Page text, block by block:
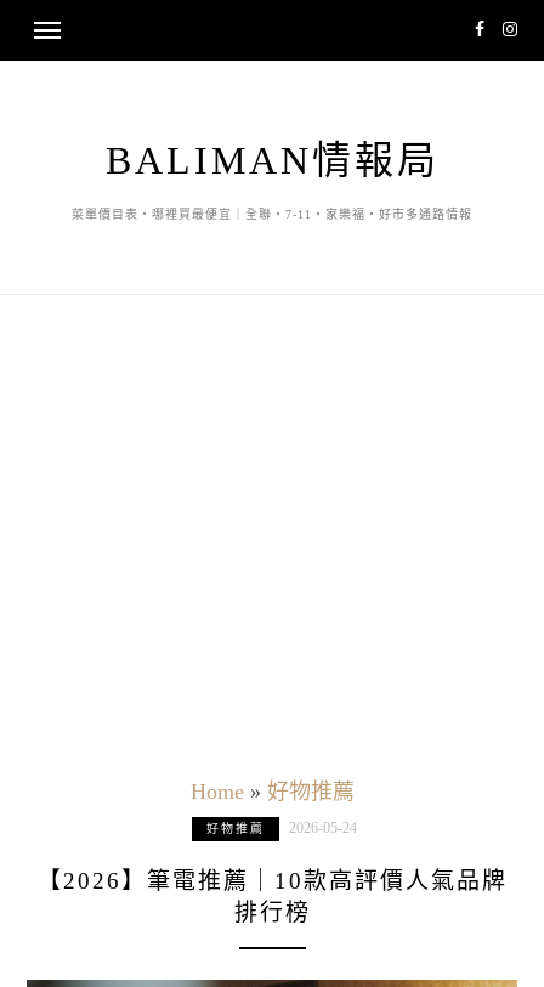
BALIMAN情報局
菜單價目表・哪裡買最便宜｜全聯・7-11・家樂福・好市多通路情報
Home» 好物推薦
好物推薦 2026-05-24
【2026】筆電推薦｜10款高評價人氣品牌
排行榜